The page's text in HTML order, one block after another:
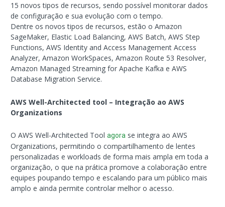
15 novos tipos de recursos, sendo possível monitorar dados
de configuração e sua evolução com o tempo.
Dentre os novos tipos de recursos, estão o Amazon
SageMaker, Elastic Load Balancing, AWS Batch, AWS Step
Functions, AWS Identity and Access Management Access
Analyzer, Amazon WorkSpaces, Amazon Route 53 Resolver,
Amazon Managed Streaming for Apache Kafka e AWS
Database Migration Service.
AWS Well-Architected tool – Integração ao AWS
Organizations
O AWS Well-Architected Toolagora se integra ao AWS
Organizations, permitindo o compartilhamento de lentes
personalizadas e workloads de forma mais ampla em toda a
organização, o que na prática promove a colaboração entre
equipes poupando tempo e escalando para um público mais
amplo e ainda permite controlar melhor o acesso.